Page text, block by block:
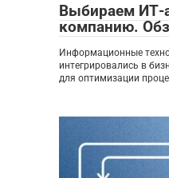
Выбираем ИТ-
компанию.
Информационные
интегрировались в
для оптимизации